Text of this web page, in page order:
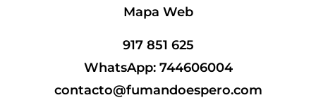
Mapa Web
917 851 625
WhatsApp: 744606004
contacto@fumandoespero.com